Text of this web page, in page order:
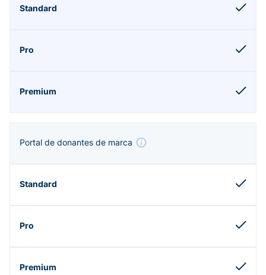
Portal de donantes de marca